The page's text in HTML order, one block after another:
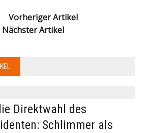
Vorheriger Artikel
Nächster Artikel
Direktwahl des
Schlimmer als